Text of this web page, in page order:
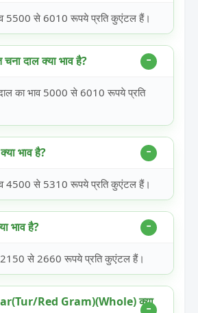
5500 से 6010 रूपये प्रति कुएंटल हैं।
चना दाल क्या भाव है?
दाल का भाव 5000 से 6010 रूपये प्रति
भाव है?
4500 से 5310 रूपये प्रति कुएंटल हैं।
भाव है?
2150 से 2660 रूपये प्रति कुएंटल हैं।
Red Gram)(Whole) क्या